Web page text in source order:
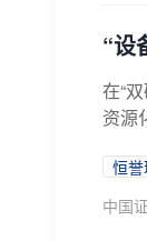
“设
在“
资源
恒
中国